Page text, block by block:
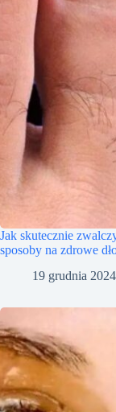
Jak skutecznie
sposoby na zdrowe
19 grudnia 2024